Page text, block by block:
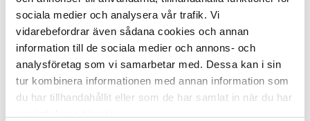
sociala medier och analysera vår trafik. Vi
vidarebefordrar även sådana cookies och annan
information till de sociala medier och annons- och
analysföretag som vi samarbetar med. Dessa kan i sin
tur kombinera informationen med annan information som
du har tillhandahållit eller som de har samlat in när du har
BYMARKEN, JÖNKÖPING
Swedenborgsgatan 15